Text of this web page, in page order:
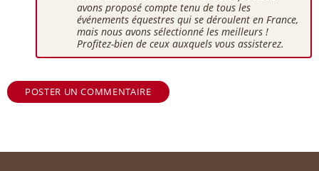
avons proposé compte tenu de tous les
événements équestres qui se déroulent en France,
mais nous avons sélectionné les meilleurs !
Profitez-bien de ceux auxquels vous assisterez.
POSTER UN COMMENTAIRE